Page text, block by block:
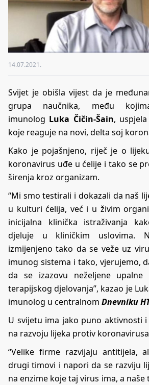
14.07.2021.
Svijet je obišla vijest da je
grupa naučnika, među
imunolog Luka Čičin-Šain,
koje reaguje na novi, delta soj
Kako je pojašnjeno, riječ je o
koronavirus uđe u ćelije i tako se
širenja kroz organizam.
“Mi smo testirali i dokazali da naš
u kulturi ćelija, već i u živim
inicijalna klinička istraživanja
djeluje u kliničkim uslovima.
izmijenjeno tako da se veže uz
imunog sistema i tako, vjerujemo,
da se izazovu neželjene upalne
terapijskog djelovanja”, kazao je
imunolog u centralnom Dnevniku
U svijetu ima jako puno aktivnosti
na razvoju lijeka protiv
“Velike firme razvijaju antitijela,
drugi timovi i napori da se razviju
na enzime koje taj virus ima, a naše